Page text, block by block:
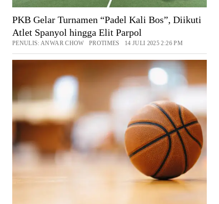
PKB Gelar Turnamen “Padel Kali Bos”, Diikuti
Atlet Spanyol hingga Elit Parpol
PENULIS: ANWAR CHOW PROTIMES 14 JULI 2025 2:26 PM